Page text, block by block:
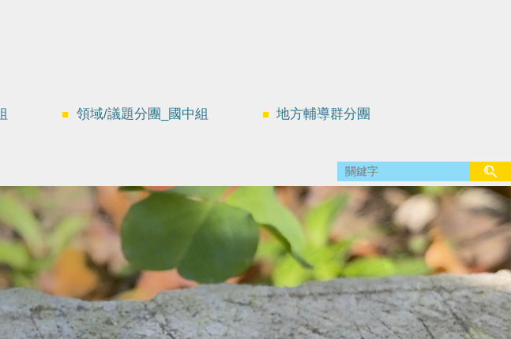
領域/議題分團_國中組 地方輔導群分團